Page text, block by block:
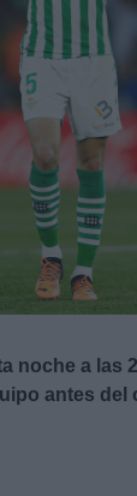
noche a las
antes del